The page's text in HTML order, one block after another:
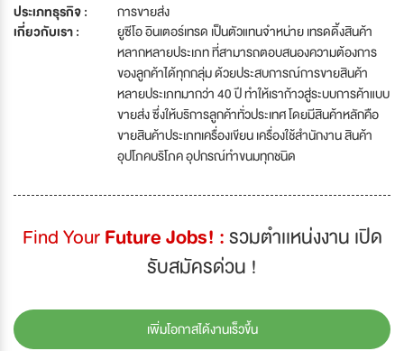
ประเภทธุรกิจ :
การขายส่ง
เกี่ยวกับเรา :
ยูซีโอ อินเตอร์เทรด เป็นตัวแทนจำหน่าย เทรดดิ้งสินค้า
หลากหลายประเภท ที่สามารถตอบสนองความต้องการ
ของลูกค้าได้ทุกกลุ่ม ด้วยประสบการณ์การขายสินค้า
หลายประเภทมากว่า 40 ปี ทำให้เราก้าวสู่ระบบการค้าแบบ
ขายส่ง ซึ่งให้บริการลูกค้าทั่วประเทศ โดยมีสินค้าหลักคือ
ขายสินค้าประเภทเครื่องเขียน เครื่องใช้สำนักงาน สินค้า
อุปโภคบริโภค อุปกรณ์ทำขนมทุกชนิด
Find YourFuture Jobs! :รวมตำเเหน่งงาน เปิด
รับสมัครด่วน !
เพิ่มโอกาสได้งานเร็วขึ้น